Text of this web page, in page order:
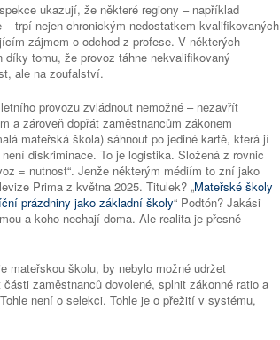
ukazují, že některé regiony – například
trpí nejen chronickým nedostatkem kvalifikovaných
zájmem o odchod z profese. V některých
tomu, že provoz táhne nekvalifikovaný
ale na zoufalství.
provozu zvládnout nemožné – nezavřít
a zároveň dopřát zaměstnancům zákonem
mateřská škola) sáhnout po jediné kartě, která jí
diskriminace. To je logistika. Složená z rovnic
= nutnost“. Jenže některým médiím to zní jako
Prima z května 2025. Titulek? „Mateřské školy
prázdniny jako základní školy“ Podtón? Jakási
a koho nechají doma. Ale realita je přesně
mateřskou školu, by nebylo možné udržet
zaměstnanců dovolené, splnit zákonné ratio a
není o selekci. Tohle je o přežití v systému,